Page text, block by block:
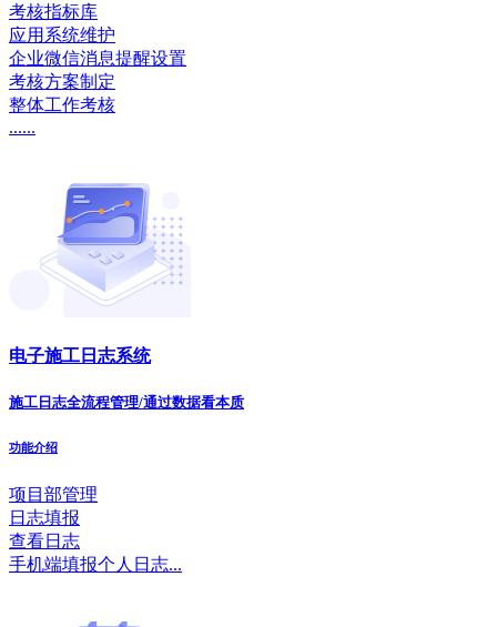
考核指标库
应用系统维护
企业微信消息提醒设置
考核方案制定
整体工作考核
......
电子施工日志系统
施工日志全流程管理/通过数据看本质
功能介绍
项目部管理
日志填报
查看日志
手机端填报个人日志...